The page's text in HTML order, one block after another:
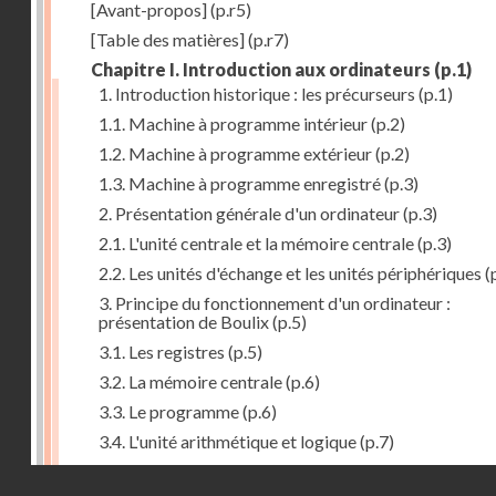
[Avant-propos](p.r5)
[Table des matières](p.r7)
Chapitre I. Introduction aux ordinateurs (p.1)
1. Introduction historique : les précurseurs (p.1)
1.1. Machine à programme intérieur(p.2)
1.2. Machine à programme extérieur(p.2)
1.3. Machine à programme enregistré(p.3)
2. Présentation générale d'un ordinateur(p.3)
2.1. L'unité centrale et la mémoire centrale(p.3)
2.2. Les unités d'échange et les unités périphériques
3. Principe du fonctionnement d'un ordinateur :
présentation de Boulix(p.5)
3.1. Les registres (p.5)
3.2. La mémoire centrale(p.6)
3.3. Le programme(p.6)
3.4. L'unité arithmétique et logique(p.7)
3.5. L'unité de contrôle(p.8)